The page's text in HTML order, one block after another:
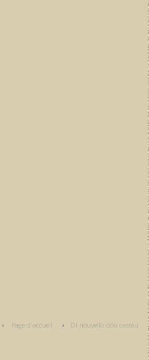
Page d'accueil Di nouvello dóu castèu